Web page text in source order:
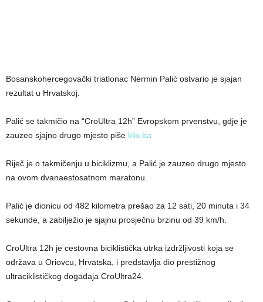
Bosanskohercegovački triatlonac Nermin Palić ostvario je sjajan
rezultat u Hrvatskoj.
Palić se takmičio na “CroUltra 12h” Evropskom prvenstvu, gdje je
zauzeo sjajno drugo mjesto piše klix.ba
Riječ je o takmičenju u biciklizmu, a Palić je zauzeo drugo mjesto
na ovom dvanaestosatnom maratonu.
Palić je dionicu od 482 kilometra prešao za 12 sati, 20 minuta i 34
sekunde, a zabilježio je sjajnu prosječnu brzinu od 39 km/h.
CroUltra 12h je cestovna biciklistička utrka izdržljivosti koja se
održava u Oriovcu, Hrvatska, i predstavlja dio prestižnog
ultraciklističkog događaja CroUltra24.